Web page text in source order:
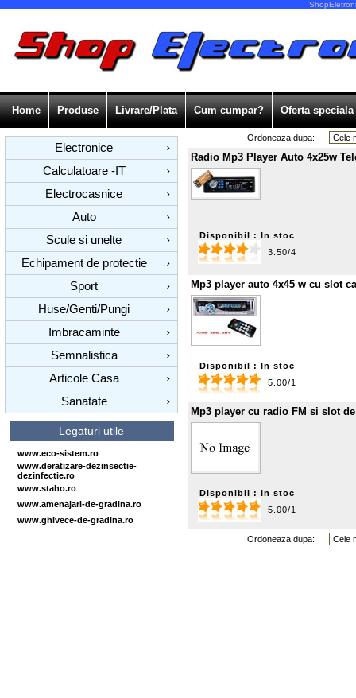
Home Produse Livrare/Plata Cum cumpar? Oferta speciala
Electronice
›
Calculatoare -IT
›
Electrocasnice
›
Auto
›
Scule si unelte
›
Echipament de protectie
›
Sport
›
Huse/Genti/Pungi
›
Imbracaminte
›
Semnalistica
›
Articole Casa
›
Sanatate
›
Legaturi utile
www.eco-sistem.ro
www.deratizare-dezinsectie-
dezinfectie.ro
www.staho.ro
www.amenajari-de-gradina.ro
www.ghivece-de-gradina.ro
Ordoneaza dupa:
Radio Mp3 Player Auto 4x25w
Disponibil : In stoc
3.50/4
Mp3 player auto 4x45 w cu slot
Disponibil : In stoc
5.00/1
Mp3 player cu radio FM si slot
Disponibil : In stoc
5.00/1
Ordoneaza dupa: